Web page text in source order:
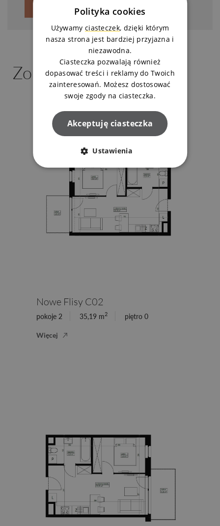
Zapytaj o mieszkanie
Zobacz podobne
Nowe Flisy C02
pokoje 2 35,19 m2 piętro 0
Więcej
Polityka cookies
Używamy ciasteczek, dzięki którym
nasza strona jest bardziej przyjazna i
niezawodna.
Ciasteczka pozwalają również
dopasować treści i reklamy do Twoich
zainteresowań. Możesz dostosować
swoje zgody na ciasteczka.
Akceptuję ciasteczka
Ustawienia